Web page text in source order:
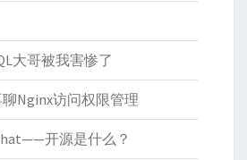
大哥被我害惨了
Nginx访问权限管理
开源是什么？